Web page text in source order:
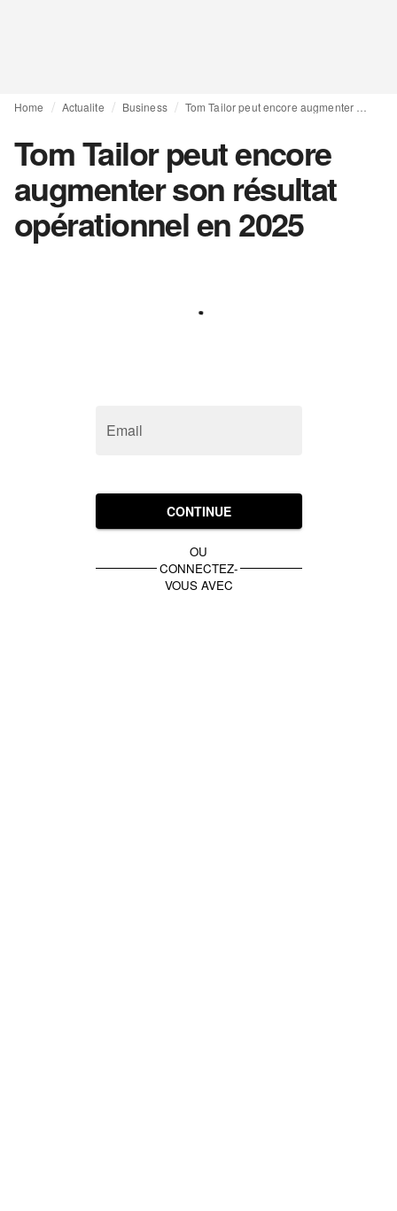
Home Actualite Business
Tom Tailor peut encore
augmenter son résultat
opérationnel en 2025
Email
CONTINUE
OU
CONNECTEZ-
VOUS AVEC